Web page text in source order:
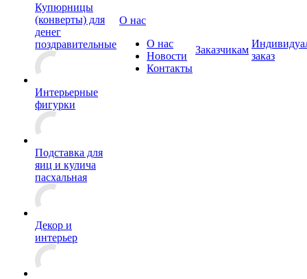
Купюрницы
(конверты) для
денег
поздравительные
Интерьерные
фигурки
Подставка для
яиц и кулича
пасхальная
Декор и
интерьер
О нас
О нас
Новости
Контакты
Заказчикам
заказ